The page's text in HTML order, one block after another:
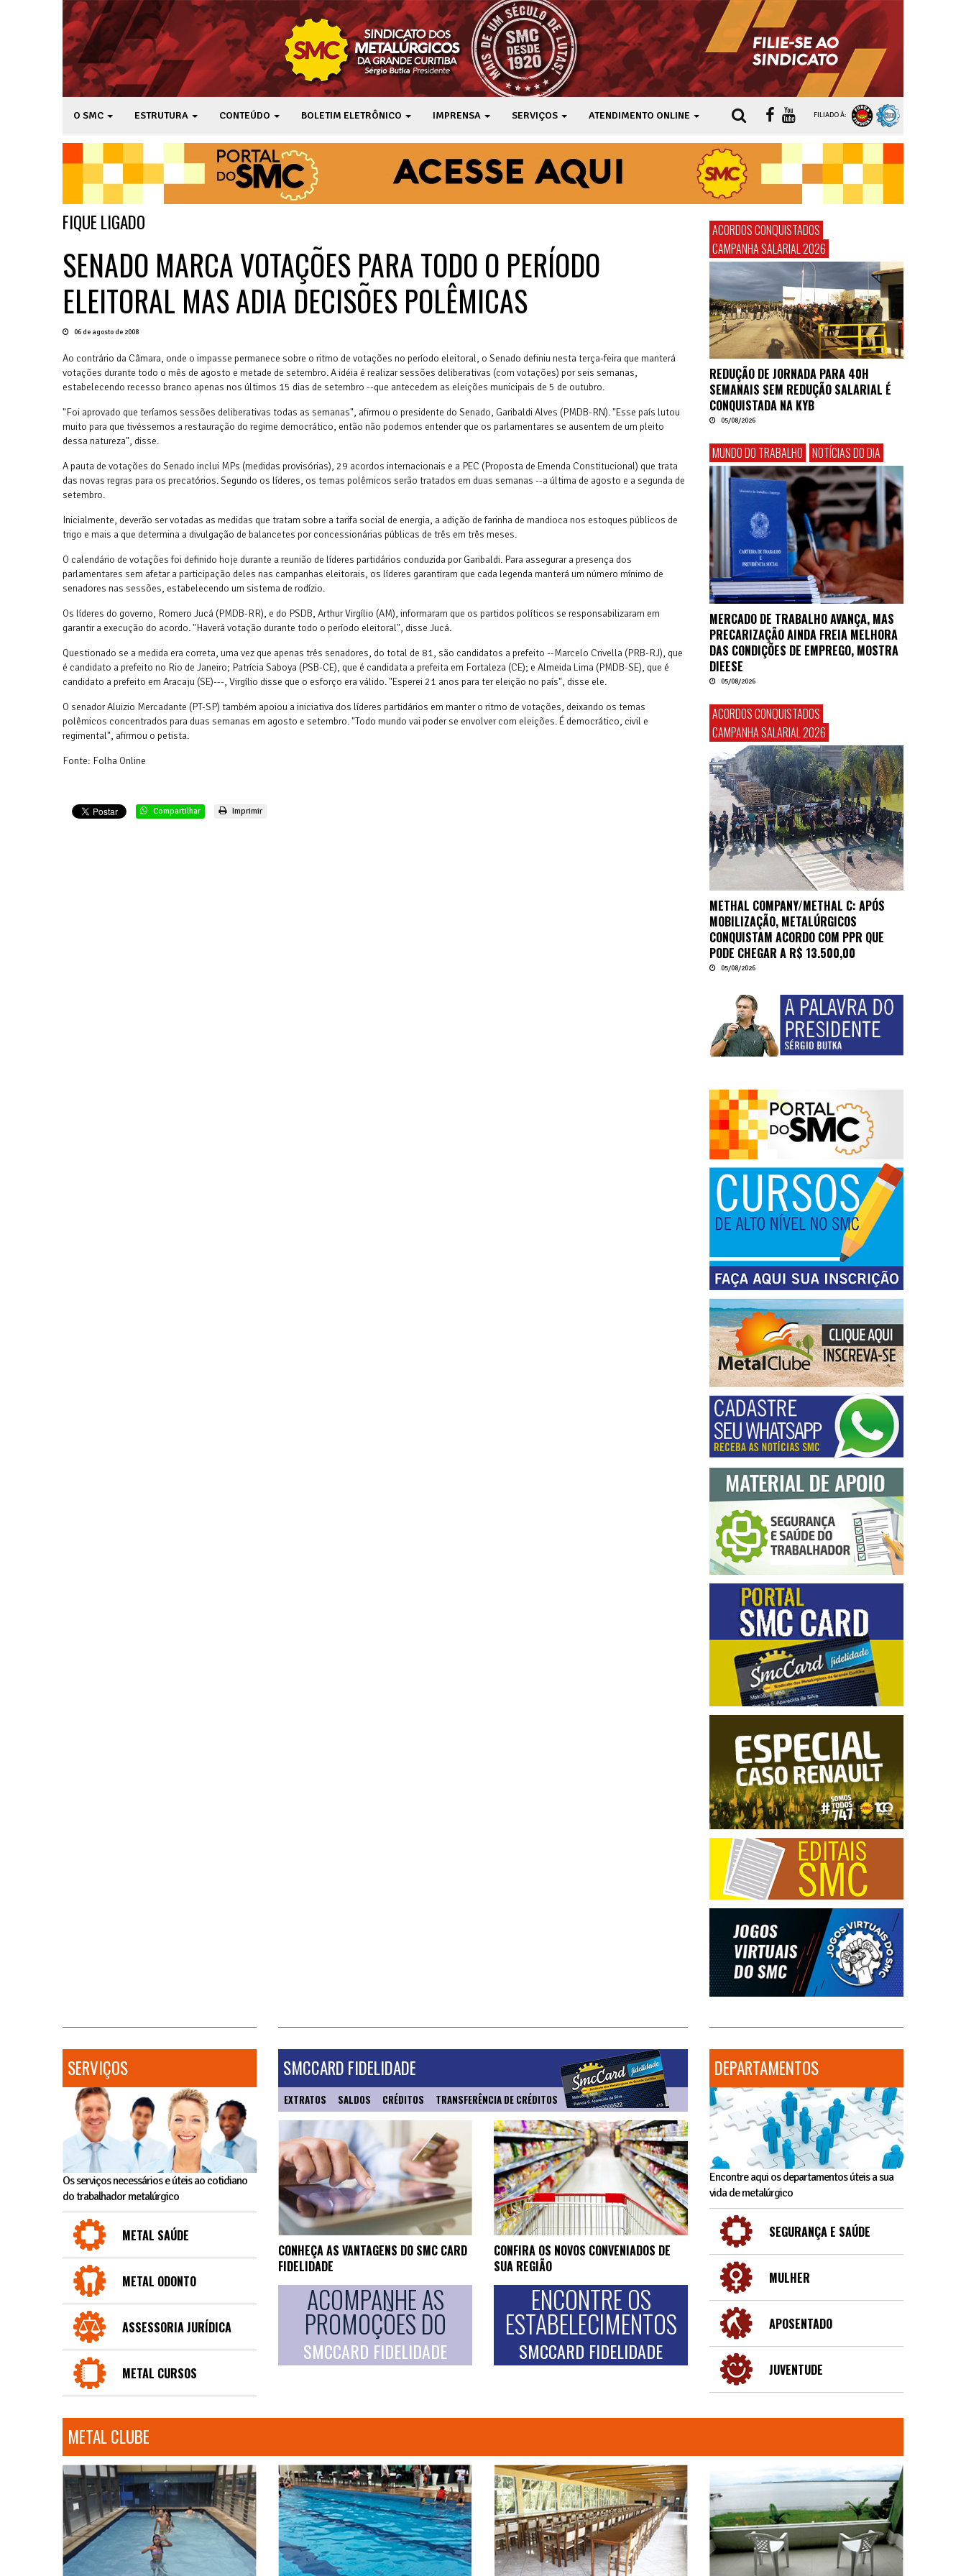
O SMC ESTRUTURA CONTEÚDO BOLETIM ELETRÔNICO IMPRENSA SERVIÇOS ATENDIMENTO ONLINE FILIADO À:
FIQUE LIGADO
SENADO MARCA VOTAÇÕES PARA TODO O PERÍODO
ELEITORAL MAS ADIA DECISÕES POLÊMICAS
06 de agosto de 2008
Ao contrário da Câmara, onde o impasse permanece sobre o ritmo de votações no período eleitoral, o Senado definiu nesta terça-feira que manterá
votações durante todo o mês de agosto e metade de setembro. A idéia é realizar sessões deliberativas (com votações) por seis semanas,
estabelecendo recesso branco apenas nos últimos 15 dias de setembro --que antecedem as eleições municipais de 5 de outubro.
"Foi aprovado que teríamos sessões deliberativas todas as semanas", afirmou o presidente do Senado, Garibaldi Alves (PMDB-RN). "Esse país lutou
muito para que tivéssemos a restauração do regime democrático, então não podemos entender que os parlamentares se ausentem de um pleito
dessa natureza", disse.
A pauta de votações do Senado inclui MPs (medidas provisórias), 29 acordos internacionais e a PEC (Proposta de Emenda Constitucional) que trata
das novas regras para os precatórios. Segundo os líderes, os temas polêmicos serão tratados em duas semanas --a última de agosto e a segunda de
setembro.
Inicialmente, deverão ser votadas as medidas que tratam sobre a tarifa social de energia, a adição de farinha de mandioca nos estoques públicos de
trigo e mais a que determina a divulgação de balancetes por concessionárias públicas de três em três meses.
O calendário de votações foi definido hoje durante a reunião de líderes partidários conduzida por Garibaldi. Para assegurar a presença dos
parlamentares sem afetar a participação deles nas campanhas eleitorais, os líderes garantiram que cada legenda manterá um número mínimo de
senadores nas sessões, estabelecendo um sistema de rodízio.
Os líderes do governo, Romero Jucá (PMDB-RR), e do PSDB, Arthur Virgílio (AM), informaram que os partidos políticos se responsabilizaram em
garantir a execução do acordo. "Haverá votação durante todo o período eleitoral", disse Jucá.
Questionado se a medida era correta, uma vez que apenas três senadores, do total de 81, são candidatos a prefeito --Marcelo Crivella (PRB-RJ), que
é candidato a prefeito no Rio de Janeiro; Patrícia Saboya (PSB-CE), que é candidata a prefeita em Fortaleza (CE); e Almeida Lima (PMDB-SE), que é
candidato a prefeito em Aracaju (SE)---, Virgílio disse que o esforço era válido. "Esperei 21 anos para ter eleição no país", disse ele.
O senador Aluizio Mercadante (PT-SP) também apoiou a iniciativa dos líderes partidários em manter o ritmo de votações, deixando os temas
polêmicos concentrados para duas semanas em agosto e setembro. "Todo mundo vai poder se envolver com eleições. É democrático, civil e
regimental", afirmou o petista.
Fonte: Folha Online
Compartilhar Imprimir
ACORDOS CONQUISTADOS
CAMPANHA SALARIAL 2026
REDUÇÃO DE JORNADA PARA 40H
SEMANAIS SEM REDUÇÃO SALARIAL É
CONQUISTADA NA KYB
05/08/2026
MUNDO DO TRABALHO NOTÍCIAS DO DIA
MERCADO DE TRABALHO AVANÇA, MAS
PRECARIZAÇÃO AINDA FREIA MELHORA
DAS CONDIÇÕES DE EMPREGO, MOSTRA
DIEESE
05/08/2026
ACORDOS CONQUISTADOS
CAMPANHA SALARIAL 2026
METHAL COMPANY/METHAL C: APÓS
MOBILIZAÇÃO, METALÚRGICOS
CONQUISTAM ACORDO COM PPR QUE
PODE CHEGAR A R$ 13.500,00
05/08/2026
SERVIÇOS
Os serviços necessários e úteis ao cotidiano
do trabalhador metalúrgico
METAL SAÚDE
METAL ODONTO
ASSESSORIA JURÍDICA
METAL CURSOS
SMCCARD FIDELIDADE
EXTRATOS SALDOS CRÉDITOS TRANSFERÊNCIA DE CRÉDITOS
CONHEÇA AS VANTAGENS DO SMC CARD
FIDELIDADE
ACOMPANHE AS
PROMOÇÕES DO
SMCCARD FIDELIDADE
CONFIRA OS NOVOS CONVENIADOS DE
SUA REGIÃO
ENCONTRE OS
ESTABELECIMENTOS
SMCCARD FIDELIDADE
DEPARTAMENTOS
Encontre aqui os departamentos úteis a sua
vida de metalúrgico
SEGURANÇA E SAÚDE
MULHER
APOSENTADO
JUVENTUDE
METAL CLUBE